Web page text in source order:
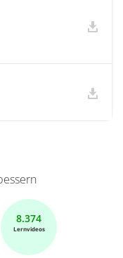
8.374
Lernvideos